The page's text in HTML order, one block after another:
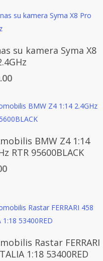
su kamera Syma X8
Daugiau
BMW Z4 1:14
RTR 95600BLACK
Daugiau
Rastar FERRARI
1:18 53400RED